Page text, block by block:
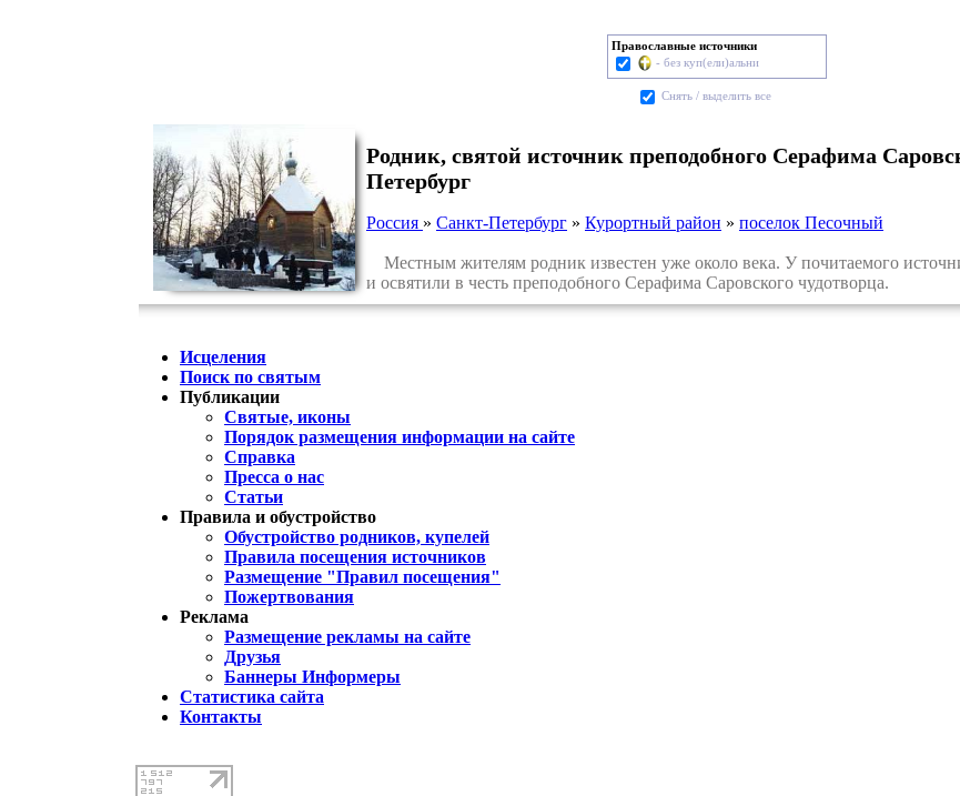
Православные источники
- без куп(ели)альни
Cнять / выделить все
Родник, святой источник преподобного Серафима
Петербург
Россия » Санкт-Петербург» Курортный район » поселок Песочный
Местным жителям родник известен уже около века. У почитаемого
и освятили в честь преподобного Серафима Саровского чудотворца.
Исцеления
Поиск по святым
Публикации
Святые, иконы
Порядок размещения информации на сайте
Справка
Пресса о нас
Статьи
Правила и обустройство
Обустройство родников, купелей
Правила посещения источников
Размещение "Правил посещения"
Пожертвования
Реклама
Размещение рекламы на сайте
Друзья
Баннеры Информеры
Статистика сайта
Контакты